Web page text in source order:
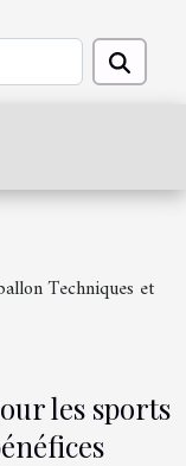
Techniques et
les sports